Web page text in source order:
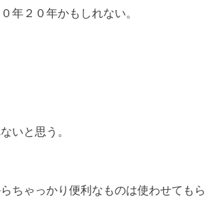
年２０年かもしれない。
いと思う。
ちゃっかり便利なものは使わせてもら